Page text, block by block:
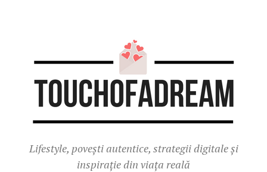
Lifestyle, povești autentice, strategii digitale și
inspirație din viața reală